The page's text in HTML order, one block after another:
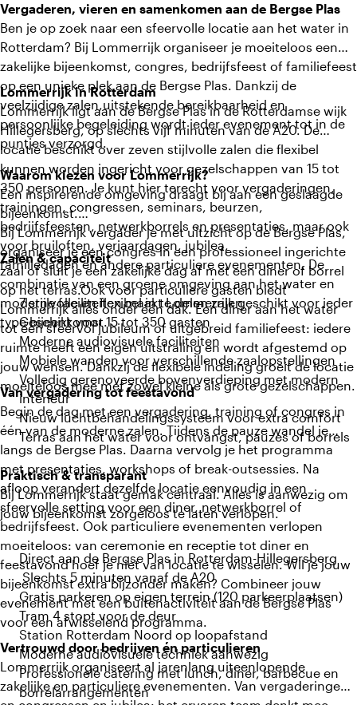
Vergaderen, vieren en samenkomen aan de Bergse Plas
Ben je op zoek naar een sfeervolle locatie aan het water in
Rotterdam? Bij Lommerrijk organiseer je moeiteloos een
zakelijke bijeenkomst, congres, bedrijfsfeest of familiefeest
op een unieke plek aan de Bergse Plas. Dankzij de
veelzijdige zalen,uitstekende bereikbaarheid en
persoonlijke begeleiding wordt ieder evenement tot in de
puntjes verzorgd.
Lommerrijk in Rotterdam
Lommerrijk ligt aan de Bergse Plas in de Rotterdamse wijk
Hillegersberg, op slechts vijf minuten van de A20. De
locatie beschikt over zeven stijlvolle zalen die flexibel
kunnen worden ingericht voor gezelschappen van 15 tot
350 personen. Je kunt hier terecht voor vergaderingen,
trainingen, congressen, seminars, beurzen,
bedrijfsfeesten, netwerkborrels en presentaties, maar ook
voor bruiloften, verjaardagen, jubilea,
familiedagen en andere particuliere evenementen. De
combinatie van een groene omgeving aan het water en
moderne faciliteiten maakt Lommerrijk geschikt voor ieder
type bijeenkomst.
Waarom kiezen voor Lommerrijk?
Een inspirerende omgeving draagt bij aan een geslaagde
bijeenkomst.
Bij Lommerrijk vergader je met uitzicht op de Bergse Plas,
organiseer je een congres in een professioneel ingerichte
zaal of sluit je een zakelijke dag af met een diner of borrel
op het terras.Ook voor particuliere gasten biedt
Lommerrijk alles onder één dak. Een diner aan het water
tot een sfeervol jubileum of uitgebreid familiefeest: iedere
ruimte heeft een eigen uitstraling en wordt afgestemd op
jouw wensen. Dankzij de flexibele indeling groeit de locatie
moeiteloos mee met zowel kleine als grote gezelschappen.
Zalen & capaciteit
7 stijlvolle en flexibel in te delen zalen
Geschikt voor 15 tot 350 gasten
Moderne audiovisuele faciliteiten
Mobiele wanden voor verschillende zaalopstellingen
Volledig gerenoveerde bovenverdieping met modern
interieur
Nieuw luchtbehandelingssysteem voor extra comfort
Terras aan het water voor ontvangst, pauzes of borrels
Van vergadering tot feestavond
Begin de dag met een vergadering, training of congres in
één van de moderne zalen. Tijdens de pauze wandel je
langs de Bergse Plas. Daarna vervolg je het programma
met presentaties, workshops of break-outsessies. Na
afloop verandert dezelfde locatie eenvoudig in een
sfeervolle setting voor een diner, netwerkborrel of
bedrijfsfeest. Ook particuliere evenementen verlopen
moeiteloos: van ceremonie en receptie tot diner en
feestavond hoef je niet van locatie te wisselen. Wil je jouw
bijeenkomst extra bijzonder maken? Combineer jouw
evenement met een buitenactiviteit aan de Bergse Plas
voor een afwisselend programma.
Praktisch & transparant
Bij Lommerrijk staat gemak centraal. Alles is aanwezig om
jouw bijeenkomst zorgeloos te laten verlopen.
Direct aan de Bergse Plas in Rotterdam-Hillegersberg
Slechts 5 minuten vanaf de A20
Gratis parkeren op eigen terrein (120 parkeerplaatsen)
Tram 4 stopt voor de deur
Station Rotterdam Noord op loopafstand
Moderne audiovisuele techniek aanwezig
Professionele catering met lunch, diner, barbecue en
borrelarrangementen
Vertrouwd door bedrijven én particulieren
Lommerrijk organiseert al jarenlang uiteenlopende
zakelijke en particuliere evenementen. Van vergaderingen